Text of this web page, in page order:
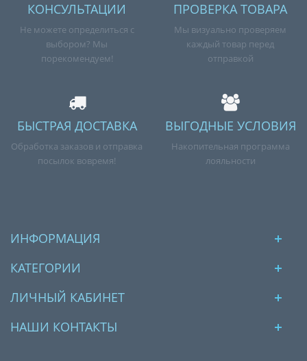
КОНСУЛЬТАЦИИ
Не можете определиться с
выбором? Мы
порекомендуем!
ПРОВЕРКА ТОВАРА
Мы визуально проверяем
каждый товар перед
отправкой
БЫСТРАЯ ДОСТАВКА
Обработка заказов и отправка
посылок вовремя!
ВЫГОДНЫЕ УСЛОВИЯ
Накопительная программа
лояльности
ИНФОРМАЦИЯ
КАТЕГОРИИ
ЛИЧНЫЙ КАБИНЕТ
НАШИ КОНТАКТЫ